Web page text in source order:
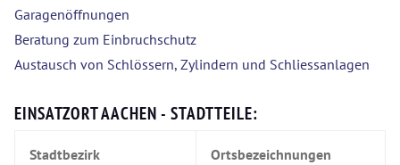
Garagenöffnungen
Beratung zum Einbruchschutz
Austausch von Schlössern, Zylindern und Schliessanlagen
EINSATZORT AACHEN - STADTTEILE:
Stadtbezirk Ortsbezeichnungen